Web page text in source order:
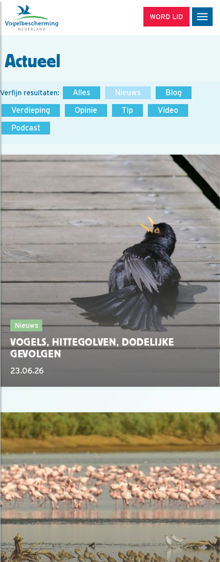
WORD LID
Actueel
Verfijn resultaten: Alles Nieuws
Blog
Verdieping
Opinie Tip
Video
Podcast
Nieuws
VOGELS, HITTEGOLVEN, DODELIJKE
GEVOLGEN
23.06.26